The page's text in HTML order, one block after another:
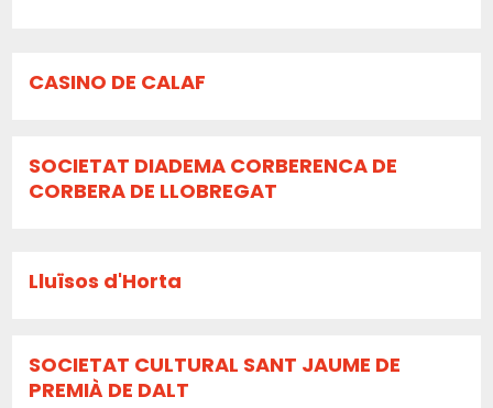
CASINO DE CALAF
SOCIETAT DIADEMA CORBERENCA DE
CORBERA DE LLOBREGAT
Lluïsos d'Horta
SOCIETAT CULTURAL SANT JAUME DE
PREMIÀ DE DALT